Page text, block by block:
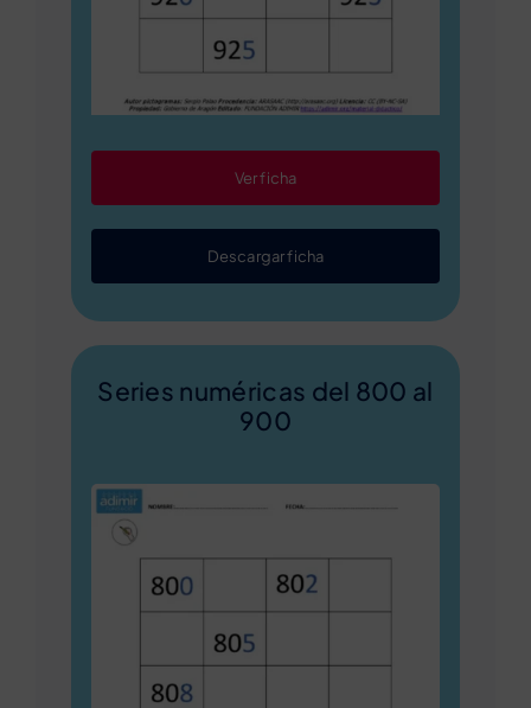
Ver ficha
Descargar ficha
Series numéricas del 800 al
900